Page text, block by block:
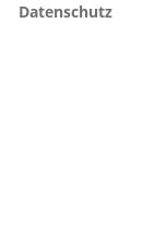
Datenschutz